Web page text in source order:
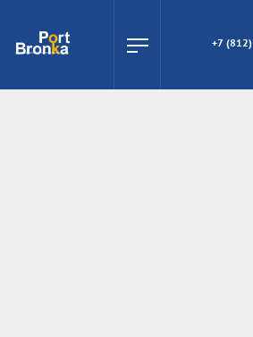
ПОИСК
+7